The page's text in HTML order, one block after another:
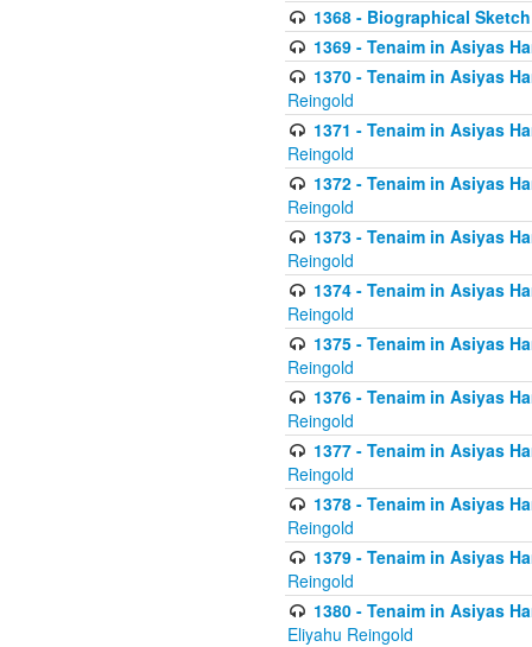
1368 - Biographical
1369 - Tenaim in Asiyas
1370 - Tenaim in Asiyas
Reingold
1371 - Tenaim in Asiyas
Reingold
1372 - Tenaim in Asiyas
Reingold
1373 - Tenaim in Asiyas
Reingold
1374 - Tenaim in Asiyas
Reingold
1375 - Tenaim in Asiyas
Reingold
1376 - Tenaim in Asiyas
Reingold
1377 - Tenaim in Asiyas
Reingold
1378 - Tenaim in Asiyas
Reingold
1379 - Tenaim in Asiyas
Reingold
1380 - Tenaim in Asiyas
Eliyahu Reingold